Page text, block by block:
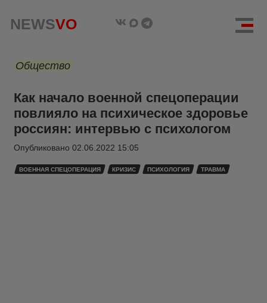
NEWSVO
Общество
Как начало военной спецоперации
повлияло на психическое здоровье
россиян: интервью с психологом
Опубликовано 02.06.2022 15:05
ВОЕННАЯ СПЕЦОПЕРАЦИЯ КРИЗИС ПСИХОЛОГИЯ ТРАВМА